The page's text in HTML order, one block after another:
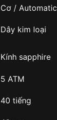
Cơ / Automatic
Dây kim loại
Kính sapphire
5 ATM
40 tiếng